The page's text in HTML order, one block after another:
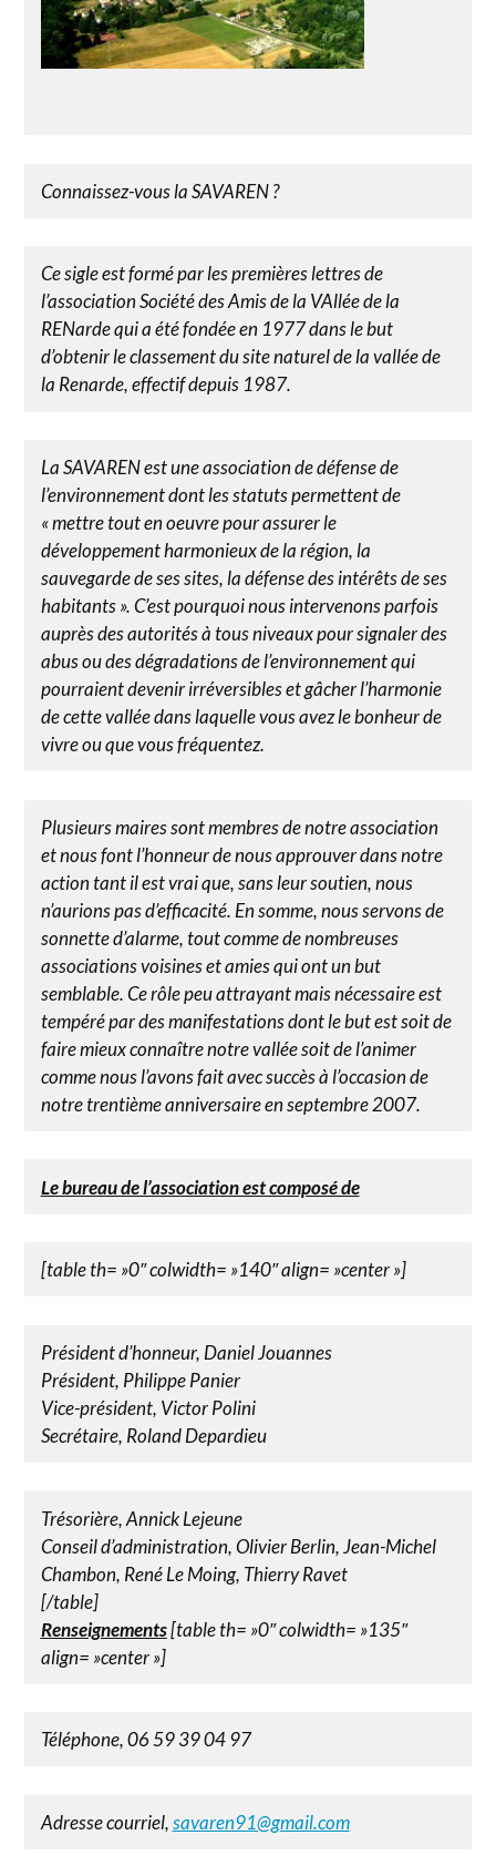
Connaissez-vous la SAVAREN ?
Ce sigle est formé par les premières lettres de
l’association Société des Amis de la VAllée de la
RENarde qui a été fondée en 1977 dans le but
d’obtenir le classement du site naturel de la vallée de
la Renarde, effectif depuis 1987.
La SAVAREN est une association de défense de
l’environnement dont les statuts permettent de
« mettre tout en oeuvre pour assurer le
développement harmonieux de la région, la
sauvegarde de ses sites, la défense des intérêts de ses
habitants ». C’est pourquoi nous intervenons parfois
auprès des autorités à tous niveaux pour signaler des
abus ou des dégradations de l’environnement qui
pourraient devenir irréversibles et gâcher l’harmonie
de cette vallée dans laquelle vous avez le bonheur de
vivre ou que vous fréquentez.
Plusieurs maires sont membres de notre association
et nous font l’honneur de nous approuver dans notre
action tant il est vrai que, sans leur soutien, nous
n’aurions pas d’efficacité. En somme, nous servons de
sonnette d’alarme, tout comme de nombreuses
associations voisines et amies qui ont un but
semblable. Ce rôle peu attrayant mais nécessaire est
tempéré par des manifestations dont le but est soit de
faire mieux connaître notre vallée soit de l’animer
comme nous l’avons fait avec succès à l’occasion de
notre trentième anniversaire en septembre 2007.
Le bureau de l’association est composé de
[table th= »0″ colwidth= »140″ align= »center »]
Président d’honneur, Daniel Jouannes
Président, Philippe Panier
Vice-président, Victor Polini
Secrétaire, Roland Depardieu
Trésorière, Annick Lejeune
Conseil d’administration, Olivier Berlin, Jean-Michel
Chambon, René Le Moing, Thierry Ravet
[/table]
Renseignements[table th= »0″ colwidth= »135″
align= »center »]
Téléphone, 06 59 39 04 97
Adresse courriel,savaren91@gmail.com